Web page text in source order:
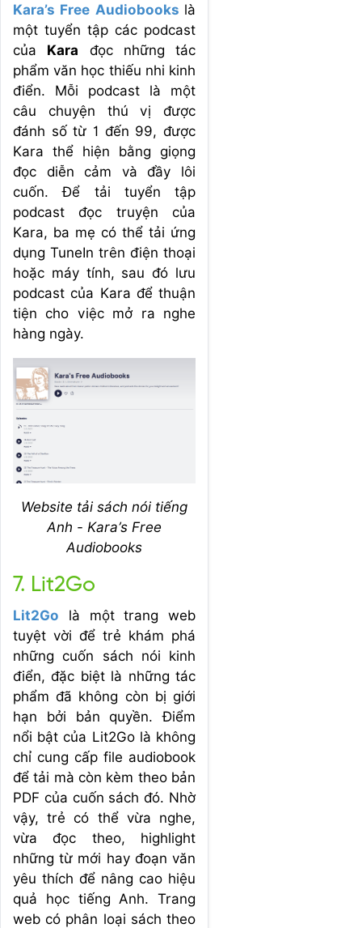
Kara’s Free Audiobooks là
một tuyển tập các podcast
của Kara đọc những tác
phẩm văn học thiếu nhi kinh
điển. Mỗi podcast là một
câu chuyện thú vị được
đánh số từ 1 đến 99, được
Kara thể hiện bằng giọng
đọc diễn cảm và đầy lôi
cuốn. Để tải tuyển tập
podcast đọc truyện của
Kara, ba mẹ có thể tải ứng
dụng TuneIn trên điện thoại
hoặc máy tính, sau đó lưu
podcast của Kara để thuận
tiện cho việc mở ra nghe
hàng ngày.
Website tải sách nói tiếng
Anh - Kara’s Free
Audiobooks
7. Lit2Go
Lit2Go là một trang web
tuyệt vời để trẻ khám phá
những cuốn sách nói kinh
điển, đặc biệt là những tác
phẩm đã không còn bị giới
hạn bởi bản quyền. Điểm
nổi bật của Lit2Go là không
chỉ cung cấp file audiobook
để tải mà còn kèm theo bản
PDF của cuốn sách đó. Nhờ
vậy, trẻ có thể vừa nghe,
vừa đọc theo, highlight
những từ mới hay đoạn văn
yêu thích để nâng cao hiệu
quả học tiếng Anh. Trang
web có phân loại sách theo